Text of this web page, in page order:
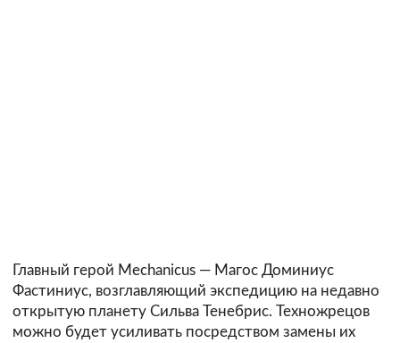
Главный герой Mechanicus — Магос Доминиус
Фастиниус, возглавляющий экспедицию на недавно
открытую планету Сильва Тенебрис. Техножрецов
можно будет усиливать посредством замены их